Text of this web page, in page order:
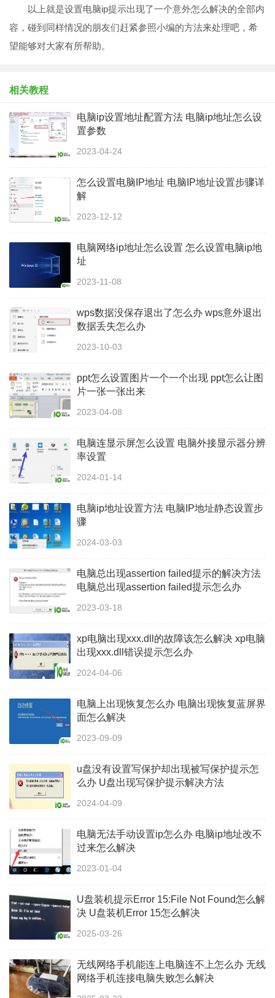
以上就是设置电脑ip提示出现了一个意外怎么解决的全部内
容，碰到同样情况的朋友们赶紧参照小编的方法来处理吧，希
望能够对大家有所帮助。
相关教程
电脑ip设置地址配置方法 电脑ip地址怎么设
置参数
2023-04-24
怎么设置电脑IP地址 电脑IP地址设置步骤详
解
2023-12-12
电脑网络ip地址怎么设置 怎么设置电脑ip地
址
2023-11-08
wps数据没保存退出了怎么办 wps意外退出
数据丢失怎么办
2023-10-03
ppt怎么设置图片一个一个出现 ppt怎么让图
片一张一张出来
2023-04-08
电脑连显示屏怎么设置 电脑外接显示器分辨
率设置
2024-01-14
电脑ip地址设置方法 电脑IP地址静态设置步
骤
2024-03-03
电脑总出现assertion failed提示的解决方法
电脑总出现assertion failed提示怎么办
2023-03-18
xp电脑出现xxx.dll的故障该怎么解决 xp电脑
出现xxx.dll错误提示怎么办
2024-04-06
电脑上出现恢复怎么办 电脑出现恢复蓝屏界
面怎么解决
2023-09-09
u盘没有设置写保护却出现被写保护提示怎
么办 U盘出现写保护提示解决方法
2024-04-09
电脑无法手动设置ip怎么办 电脑ip地址改不
过来怎么解决
2023-01-04
U盘装机提示Error 15:File Not Found怎么解
决 U盘装机Error 15怎么解决
2025-03-26
无线网络手机能连上电脑连不上怎么办 无线
网络手机连接电脑失败怎么解决